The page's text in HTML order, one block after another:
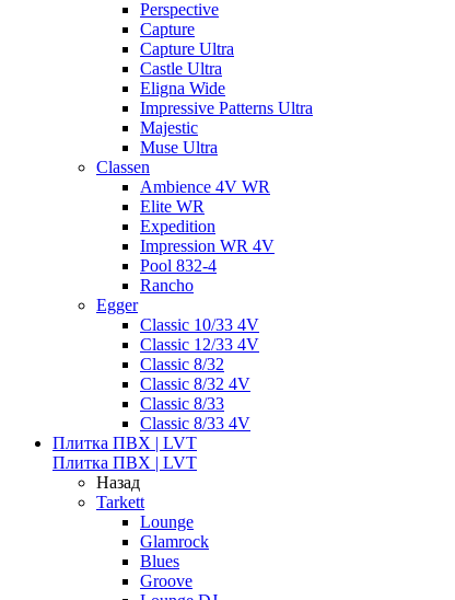
Perspective
Capture
Capture Ultra
Castle Ultra
Eligna Wide
Impressive Patterns Ultra
Majestic
Muse Ultra
Classen
Ambience 4V WR
Elite WR
Expedition
Impression WR 4V
Pool 832-4
Rancho
Egger
Classic 10/33 4V
Classic 12/33 4V
Classic 8/32
Classic 8/32 4V
Classic 8/33
Classic 8/33 4V
Плитка ПВХ | LVT
Плитка ПВХ | LVT
Назад
Tarkett
Lounge
Glamrock
Blues
Groove